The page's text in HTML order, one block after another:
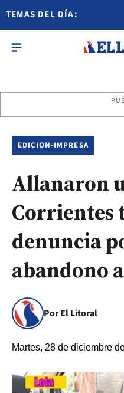
TEMAS DEL DÍA:
EDICION-IMPRESA
Allanaron
Corrientes
denuncia
abandono
Por El Litoral
Martes, 28 de diciembre